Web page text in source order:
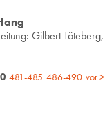
Gil­bert Tö­te­berg,
481-485 486-490 vor >